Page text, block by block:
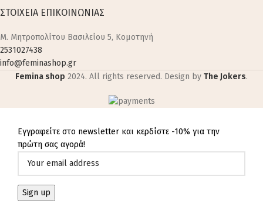
ΣΤΟΙΧΕΙΑ ΕΠΙΚΟΙΝΩΝΙΑΣ
M. Μητροπολίτου Βασιλείου 5, Κομοτηνή
2531027438
info@feminashop.gr
Femina shop 2024. All rights reserved. Design by The Jokers.
Εγγραφείτε στο newsletter και κερδίστε -10% για την
πρώτη σας αγορά!